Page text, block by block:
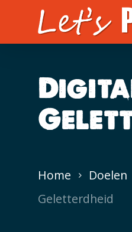
main
Home Doelen
Geletterdheid